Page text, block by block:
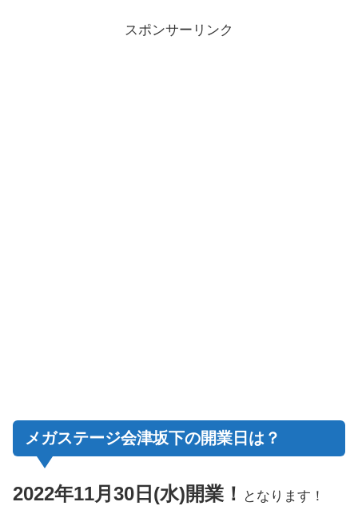
スポンサーリンク
メガステージ会津坂下の開業日は？
2022年11月30日(水)開業！ となります！